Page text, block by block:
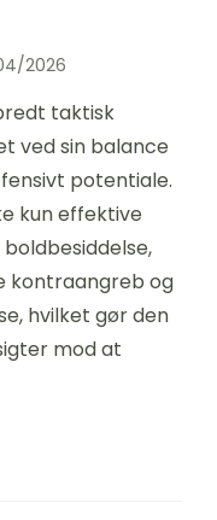
2026
taktisk
ved sin balance
potentiale.
kun effektive
kontraangreb og
hvilket gør den
mod at